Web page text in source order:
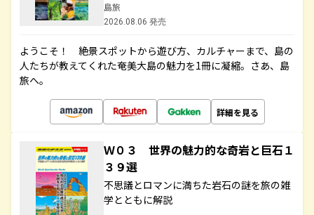
島旅
2026.08.06 発売
ようこそ！ 絶景スポットから遊び方、カルチャーまで、島の
人たちが教えてくれた奄美大島の魅力を1冊に凝縮。さあ、島
旅へ。
詳細を見る
Ｗ０３ 世界の魅力的な奇岩と巨石１
３９選
不思議とロマンに満ちた岩石の謎を旅の雑
学とともに解説